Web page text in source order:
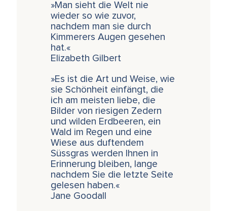
»Man sieht die Welt nie
wieder so wie zuvor,
nachdem man sie durch
Kimmerers Augen gesehen
hat.«
Elizabeth Gilbert
»Es ist die Art und Weise, wie
sie Schönheit einfängt, die
ich am meisten liebe, die
Bilder von riesigen Zedern
und wilden Erdbeeren, ein
Wald im Regen und eine
Wiese aus duftendem
Süssgras werden Ihnen in
Erinnerung bleiben, lange
nachdem Sie die letzte Seite
gelesen haben.«
Jane Goodall